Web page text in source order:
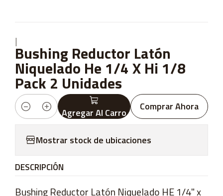
|
Bushing Reductor Latón
Niquelado He 1/4 X Hi 1/8
Pack 2 Unidades
Cantidad Agregar Al Carro Comprar Ahora
Mostrar stock de ubicaciones
DESCRIPCIÓN
Bushing Reductor Latón Niquelado HE 1/4" x